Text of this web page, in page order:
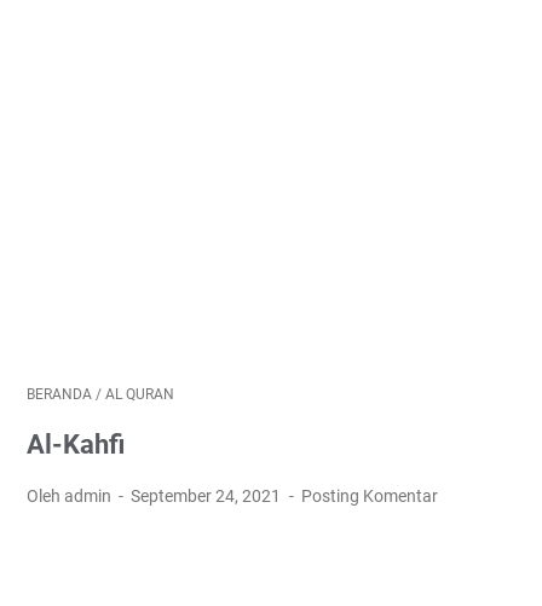
BERANDA / AL QURAN
Al-Kahfi
Oleh admin September 24, 2021 Posting Komentar